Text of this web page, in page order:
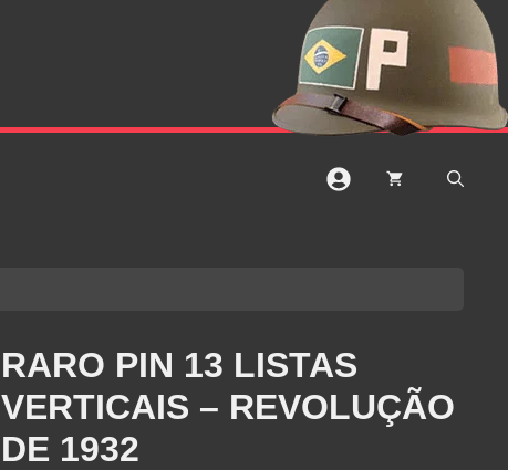
RARO PIN 13 LISTAS
VERTICAIS – REVOLUÇÃO
DE 1932